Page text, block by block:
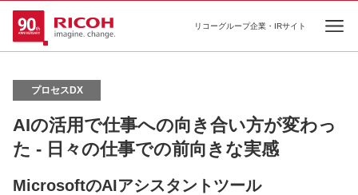
リコーグループ企業・IRサイト
プロセスDX
AIの活用で仕事への向き合い方が変わっ
た - 日々の仕事での前向きな実感
MicrosoftのAIアシスタントツール